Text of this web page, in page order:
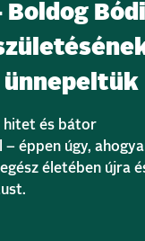
Bódi
ünnepeltük
hitet és bátor
éppen úgy,
életében újra